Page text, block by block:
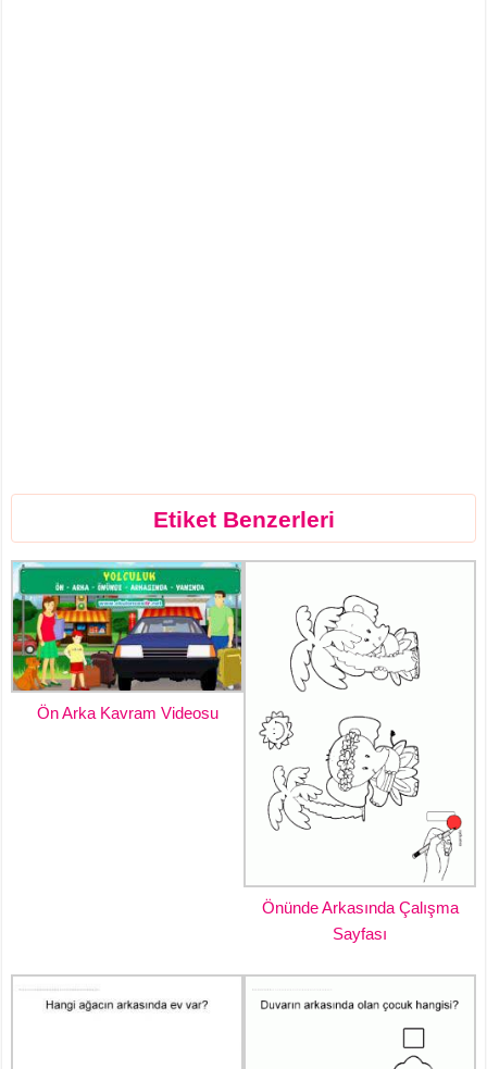
Etiket Benzerleri
Ön Arka Kavram Videosu
Önünde Arkasında Çalışma
Sayfası